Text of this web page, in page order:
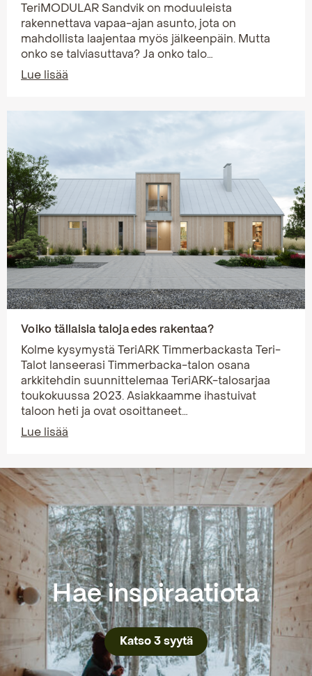
TeriMODULAR Sandvik on moduuleista
rakennettava vapaa-ajan asunto, jota on
mahdollista laajentaa myös jälkeenpäin. Mutta
onko se talviasuttava? Ja onko talo…
Lue lisää
Voiko tällaisia taloja edes rakentaa?
Kolme kysymystä TeriARK Timmerbackasta Teri-
Talot lanseerasi Timmerbacka-talon osana
arkkitehdin suunnittelemaa TeriARK-talosarjaa
toukokuussa 2023. Asiakkaamme ihastuivat
taloon heti ja ovat osoittaneet…
Lue lisää
Hae inspiraatiota
Katso 3 syytä